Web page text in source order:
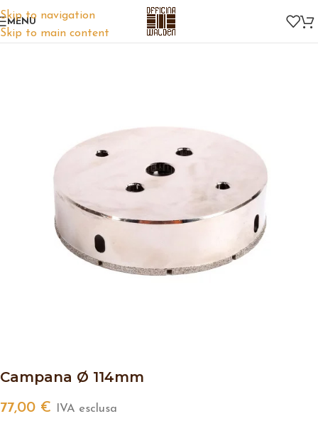
Skip to navigation
Skip to main content
MENU
Campana Ø 114mm
77,00 € IVA esclusa